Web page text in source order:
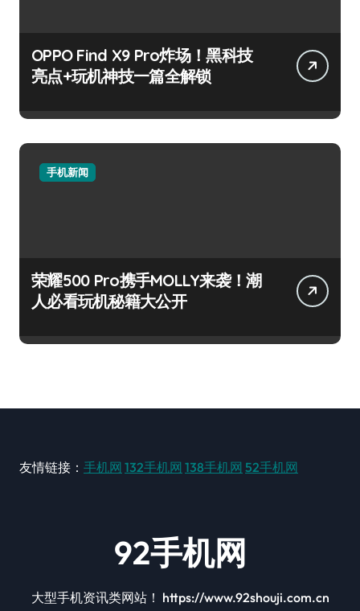
OPPO Find X9 Pro炸场！黑科技
亮点+玩机神技一篇全解锁
手机新闻
荣耀500 Pro携手MOLLY来袭！潮
人必看玩机秘籍大公开
友情链接： 手机网 132手机网 138手机网 52手机网
92手机网
大型手机资讯类网站！ https://www.92shouji.com.cn